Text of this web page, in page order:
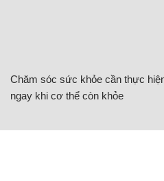
Chăm sóc sức khỏe cần thực
ngay khi cơ thể còn khỏe